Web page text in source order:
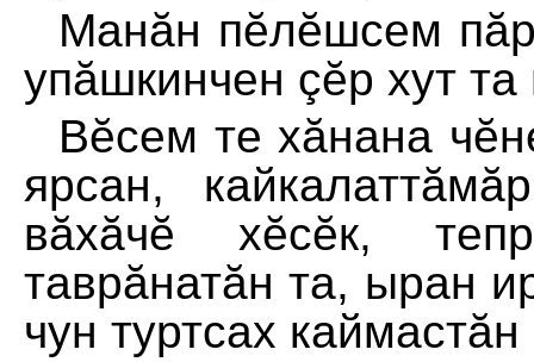
Манăн пĕлĕшсем
упăшкинчен çĕр хут та
Вĕсем те хăнана
ярсан,
вăхăчĕ хĕсĕк,
таврăнатăн та, ыран
чун туртсах